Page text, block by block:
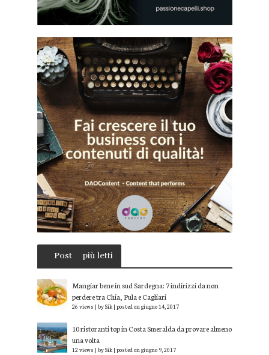
Post più letti
Mangiar bene in sud Sardegna: 7 indirizzi da non
perdere tra Chia, Pula e Cagliari
26 views |bySik |posted on giugno 14, 2017
10 ristoranti top in Costa Smeralda da provare almeno
una volta
12 views |bySik |posted on giugno 9, 2017